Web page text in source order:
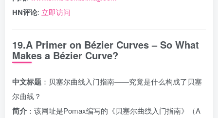
HN评论: 立即访问
19.A Primer on Bézier Curves – So What
Makes a Bézier Curve?
中文标题 ：贝塞尔曲线入门指南——究竟是什么构成了贝塞
尔曲线？
简介 ：该网址是Pomax编写的《贝塞尔曲线入门指南》（A